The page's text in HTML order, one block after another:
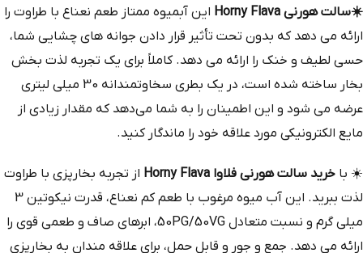
☀️سالت هورنی Horny Flava
این آبمیوه ممتاز طعم نعناع با طراوت را
ارائه می‌ دهد که بدون تحت تأثیر قرار دادن جوانه‌ های چشایی شما،
حسی لطیف و خنک را ارائه می‌ دهد. کاملاً برای یک تجربه لذت‌ بخش
بخار ساخته شده است، در یک بطری سخاوتمندانه 30 میلی‌ لیتری
عرضه می‌ شود و این اطمینان را به شما می‌دهد که مقدار زیادی از
مایع الکترونیکی مورد علاقه خود را ماندگار کنید.
☀️ با خرید سالت هورنی فلاوا Horny Flava
از تجربه بخارپزی با طراوت
لذت ببرید. این آب میوه مرغوب با طعم کم نعناع، ​​قدرت نیکوتین 3
میلی گرم و نسبت متعادل 50PG/50VG، ابرهای صاف و طعمی قوی را
ارائه می دهد. جمع و جور و قابل حمل، برای علاقه مندان به بخارپزی